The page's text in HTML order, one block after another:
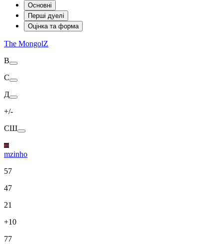
Основні
Перші дуелі
Оцінка та форма
The MongolZ
В
С
Д
+/-
СШ
mzinho
57
47
21
+10
77